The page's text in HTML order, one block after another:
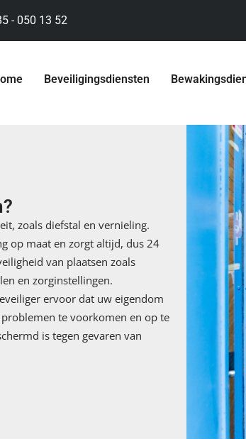
- 050 13 52
Beveiligingsdiensten
zoals diefstal en vernieling.
op maat en zorgt altijd, dus 24
van plaatsen zoals
en zorginstellingen.
ervoor dat uw eigendom
te voorkomen en op te
is tegen gevaren van